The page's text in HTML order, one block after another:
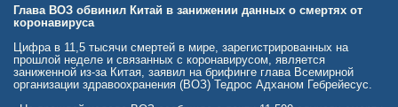
Кроме того, необходимо обратить внимание на признаки
осложнения кори: через два-три дня после проявления симптомов
во рту появляются крошечные белые пятна (пятна Коплика).
Через три — пять дней после проявления симптомов на теле
появляется сыпь. Обычно она начинается с плоских красных
пятен на лице у линии роста волос, которые распространяются
вниз — на шею, тело, руки и ноги.
Глава ВОЗ обвинил Китай в занижении данных о смертях от
коронавируса
Цифра в 11,5 тысячи смертей в мире, зарегистрированных на
прошлой неделе и связанных с коронавирусом, является
заниженной из-за Китая, заявил на брифинге глава Всемирной
организации здравоохранения (ВОЗ) Тедрос Адханом Гебрейесус.